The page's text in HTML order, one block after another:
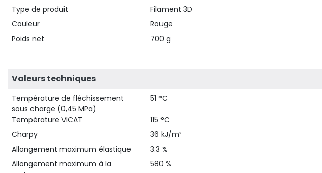
Type de produit
Filament 3D
Couleur
Rouge
Poids net
700 g
Valeurs techniques
Température de fléchissement
sous charge (0,45 MPa)
51 °C
Température VICAT
115 °C
Charpy
36 kJ/m²
Allongement maximum élastique
3.3 %
Allongement maximum à la
580 %